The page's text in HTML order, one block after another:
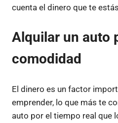
cuenta el dinero que te
Alquilar un auto
comodidad
El dinero es un factor
emprender, lo que más te
auto por el tiempo real que